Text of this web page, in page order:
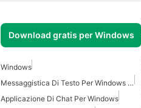
Download gratis per Windows
Windows
Messaggistica Di Testo Per Windows 10
Applicazione Di Chat Per Windows